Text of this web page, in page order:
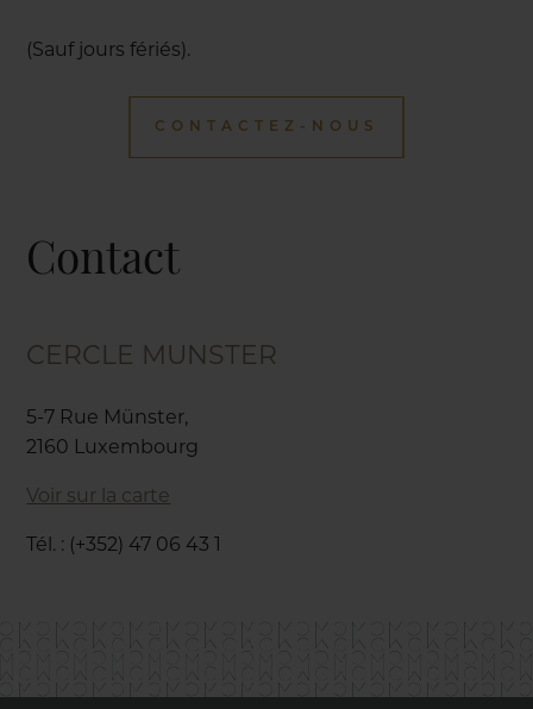
(Sauf jours fériés).
CONTACTEZ-NOUS
Contact
CERCLE MUNSTER
5-7 Rue Münster,
2160 Luxembourg
Voir sur la carte
Tél. : (+352) 47 06 43 1